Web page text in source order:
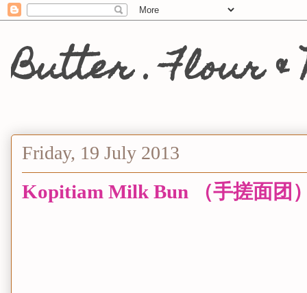
Butter . Flour &
Friday, 19 July 2013
Kopitiam Milk Bun （手搓面团